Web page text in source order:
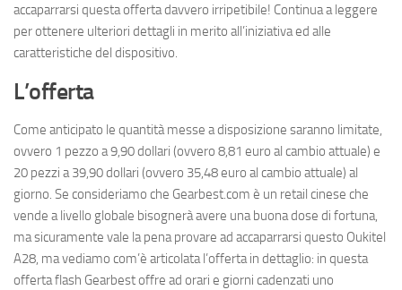
accaparrarsi questa offerta davvero irripetibile! Continua a leggere
per ottenere ulteriori dettagli in merito all’iniziativa ed alle
caratteristiche del dispositivo.
L’offerta
Come anticipato le quantità messe a disposizione saranno limitate,
ovvero 1 pezzo a 9,90 dollari (ovvero 8,81 euro al cambio attuale) e
20 pezzi a 39,90 dollari (ovvero 35,48 euro al cambio attuale) al
giorno. Se consideriamo che Gearbest.com è un retail cinese che
vende a livello globale bisognerà avere una buona dose di fortuna,
ma sicuramente vale la pena provare ad accaparrarsi questo Oukitel
A28, ma vediamo com’è articolata l’offerta in dettaglio: in questa
offerta flash Gearbest offre ad orari e giorni cadenzati uno